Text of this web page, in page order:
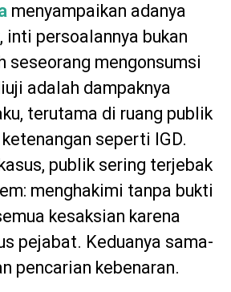
menyampaikan adanya
, inti persoalannya bukan
seseorang mengonsumsi
adalah dampaknya
terutama di ruang publik
seperti IGD.
publik sering terjebak
menghakimi tanpa bukti
kesaksian karena
pejabat. Keduanya sama-
pencarian kebenaran.